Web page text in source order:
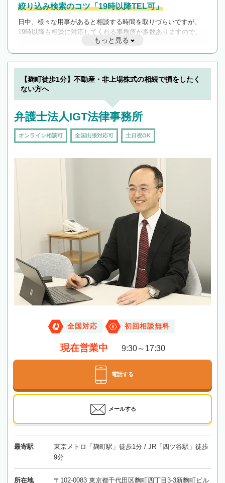
絞り込み検索のコツ「19時以降TEL可」
日中、様々な用事があると相談する時間を取りづらいですが、
19時以降も相談に対応してくれる事務所が多数ありますので、
遅い時間の相談が増えそうな場合はそのような事務所に絞り込
んで検索してみましょう。
19時以降TEL可の条件
を加えて再検索
もっと見る
【麹町徒歩1分】不動産・非上場株式の相続で損をしたく
ない方へ
弁護士法人IGT法律事務所
オンライン相談可 全国出張対応可 土日祝OK
全国対応 初回相談無料
現在営業中 9:30～17:30
電話する
メールする
最寄駅
東京メトロ「麹町駅」徒歩1分 / JR「四ツ谷駅」徒歩
9分
所在地
〒102-0083 東京都千代田区麴町四丁目3-3新麴町ビル